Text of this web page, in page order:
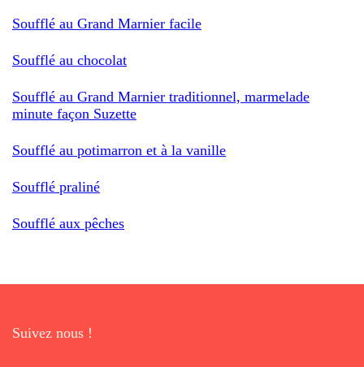
Soufflé au Grand Marnier facile
Soufflé au chocolat
Soufflé au Grand Marnier traditionnel, marmelade
minute façon Suzette
Soufflé au potimarron et à la vanille
Soufflé praliné
Soufflé aux pêches
Suivez nous !